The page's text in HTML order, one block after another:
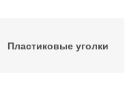
Пластиковые уголки